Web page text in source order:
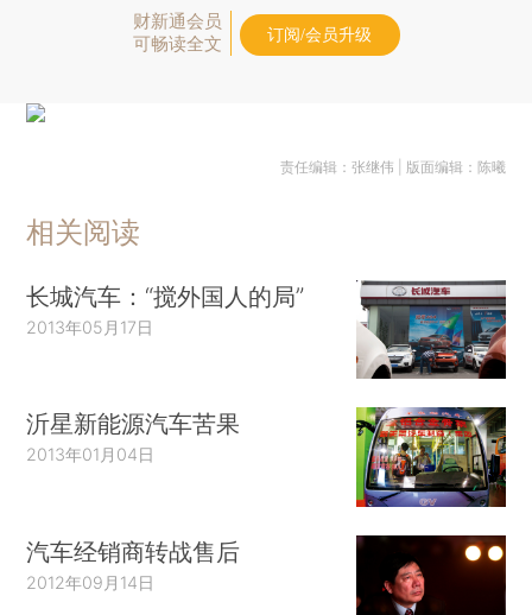
财新通会员
可畅读全文
订阅/会员升级
责任编辑：张继伟 | 版面编辑：陈曦
相关阅读
长城汽车：“搅外国人的局”
2013年05月17日
沂星新能源汽车苦果
2013年01月04日
汽车经销商转战售后
2012年09月14日